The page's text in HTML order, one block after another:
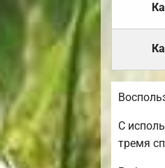
С
тремя